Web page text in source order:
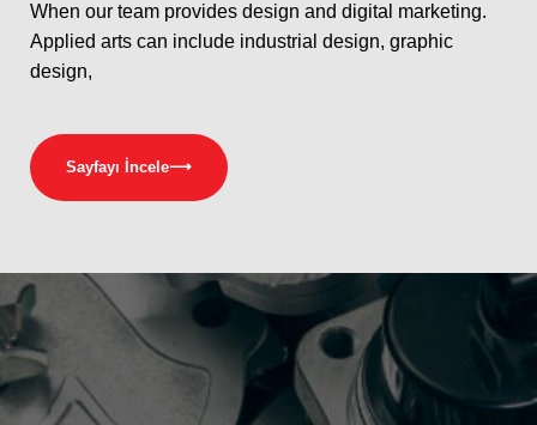
When our team provides design and digital marketing.
Applied arts can include industrial design, graphic
design,
Sayfayı İncele⟶